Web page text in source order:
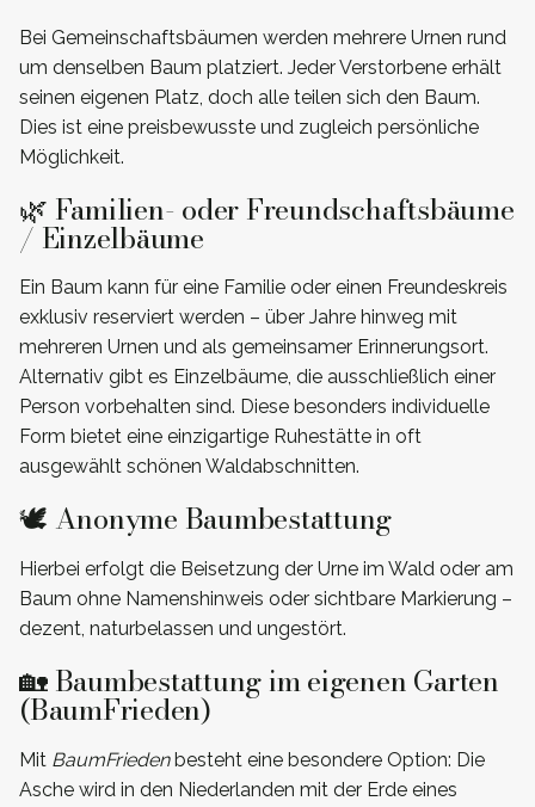
Bei Gemeinschaftsbäumen werden mehrere Urnen rund
um denselben Baum platziert. Jeder Verstorbene erhält
seinen eigenen Platz, doch alle teilen sich den Baum.
Dies ist eine preisbewusste und zugleich persönliche
Möglichkeit.
🌿 Familien- oder Freundschaftsbäume
/ Einzelbäume
Ein Baum kann für eine Familie oder einen Freundeskreis
exklusiv reserviert werden – über Jahre hinweg mit
mehreren Urnen und als gemeinsamer Erinnerungsort.
Alternativ gibt es Einzelbäume, die ausschließlich einer
Person vorbehalten sind. Diese besonders individuelle
Form bietet eine einzigartige Ruhestätte in oft
ausgewählt schönen Waldabschnitten.
🕊️ Anonyme Baumbestattung
Hierbei erfolgt die Beisetzung der Urne im Wald oder am
Baum ohne Namenshinweis oder sichtbare Markierung –
dezent, naturbelassen und ungestört.
🏡 Baumbestattung im eigenen Garten
(BaumFrieden)
Mit BaumFriedenbesteht eine besondere Option: Die
Asche wird in den Niederlanden mit der Erde eines